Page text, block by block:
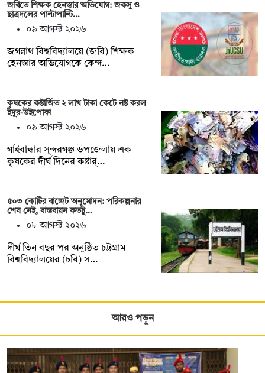
জবিতে শিক্ষক হেনস্তার অভিযোগ: জকসু ও
ছাত্রদলের পাল্টাপাল্টি…
০৯ আগস্ট ২০২৬
জগন্নাথ বিশ্ববিদ্যালয়ে (জবি) শিক্ষক
হেনস্তার অভিযোগকে কেন্দ…
কৃষকের কষ্টার্জিত ২ লাখ টাকা কেটে নষ্ট করল
ইঁদুর-উইপোকা
০৯ আগস্ট ২০২৬
গাইবান্ধার সুন্দরগঞ্জ উপজেলায় এক
কৃষকের দীর্ঘ দিনের কষ্টার্…
৫০৩ কোটির বাজেট অনুমোদন: পরিকল্পনার
শেষ নেই, বাস্তবায়ন কতটু…
০৮ আগস্ট ২০২৬
দীর্ঘ তিন বছর পর অনুষ্ঠিত চট্টগ্রাম
বিশ্ববিদ্যালয়ের (চবি) স…
আরও পড়ুন